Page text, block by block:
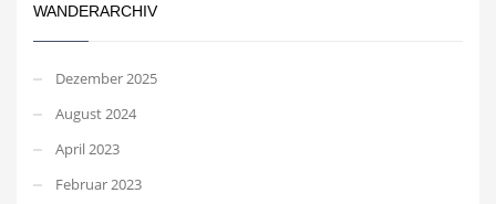
WANDERARCHIV
Dezember 2025
August 2024
April 2023
Februar 2023